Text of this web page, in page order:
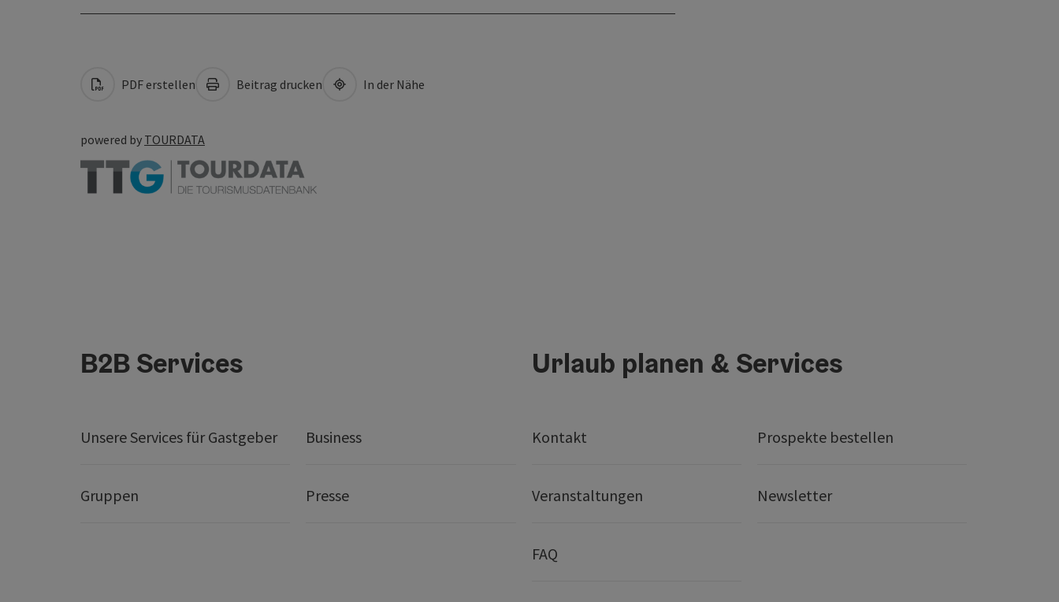
PDF erstellen Beitrag drucken In der Nähe
powered by TOURDATA
B2B Services
Unsere Services für Gastgeber Business
Gruppen Presse
Urlaub planen & Services
Kontakt Prospekte bestellen
Veranstaltungen Newsletter
FAQ